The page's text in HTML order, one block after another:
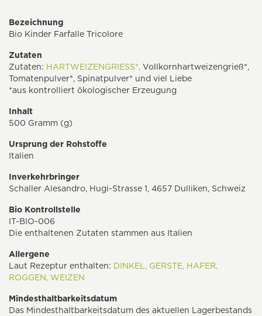
Bezeichnung
Bio Kinder Farfalle Tricolore
Zutaten
Zutaten: HARTWEIZENGRIESS*, Vollkornhartweizengrieß*,
Tomatenpulver*, Spinatpulver* und viel Liebe
*aus kontrolliert ökologischer Erzeugung
Inhalt
500 Gramm (g)
Ursprung der Rohstoffe
Italien
Inverkehrbringer
Schaller Alesandro, Hugi-Strasse 1, 4657 Dulliken, Schweiz
Bio Kontrollstelle
IT-BIO-006
Die enthaltenen Zutaten stammen aus Italien
Allergene
Laut Rezeptur enthalten: DINKEL, GERSTE, HAFER,
ROGGEN, WEIZEN
Mindesthaltbarkeitsdatum
Das Mindesthaltbarkeitsdatum des aktuellen Lagerbestands